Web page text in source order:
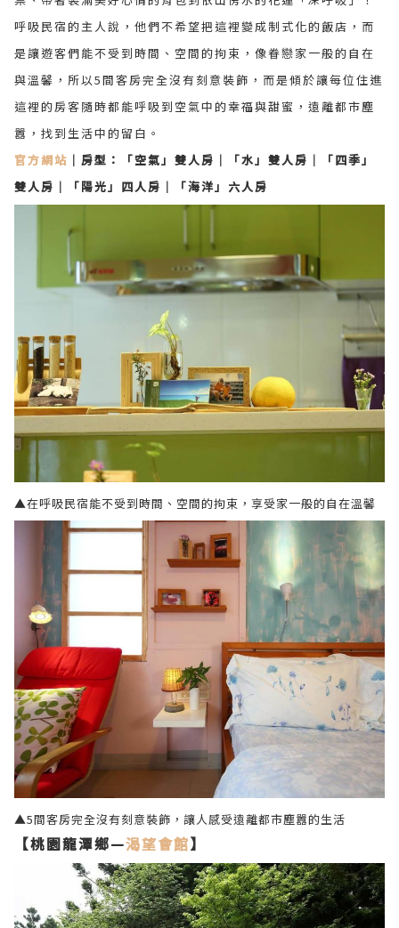
呼吸民宿的主人說，他們不希望把這裡變成制式化的飯店，而
是讓遊客們能不受到時間、空間的拘束，像眷戀家一般的自在
與溫馨，所以5間客房完全沒有刻意裝飾，而是傾於讓每位住進
這裡的房客隨時都能呼吸到空氣中的幸福與甜蜜，遠離都市塵
囂，找到生活中的留白。
官方網站 ｜房型：
「空氣」雙人房｜「水」雙人房｜「四季」
雙人房｜「陽光」四人房｜「海洋」六人房
▲在呼吸民宿能不受到時間、空間的拘束，享受家一般的自在溫馨
▲5間客房完全沒有刻意裝飾，讓人感受遠離都市塵囂的生活
【桃園龍潭鄉—渴望會館】